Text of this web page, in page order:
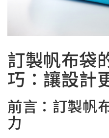
訂製帆布袋
巧：讓設計
前言：訂製帆
力